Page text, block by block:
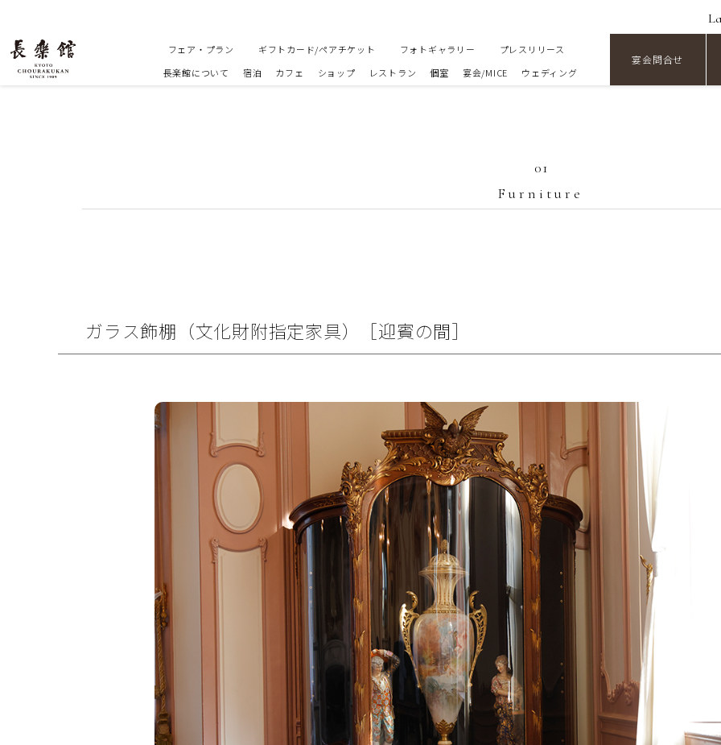
フェア・プラン ギフトカード/ペアチケット フォトギャラリー
プレスリリース
長楽館について
宿泊 カフェ ショップ レストラン 個室 宴会/MICE ウェディング
宴会問合せ
01
Furniture
ガラス飾棚（文化財附指定家具）［迎賓の間］